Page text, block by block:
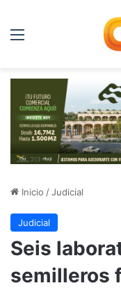
Menú
Inicio /Judicial
Judicial
Seis
semilleros